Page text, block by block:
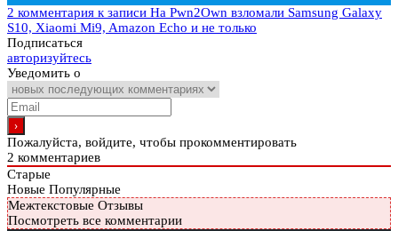
2 комментария к записи На Pwn2Own взломали Samsung Galaxy
S10, Xiaomi Mi9, Amazon Echo и не только
Подписаться
авторизуйтесь
Уведомить о
Пожалуйста, войдите, чтобы прокомментировать
2 комментариев
Старые
Новые Популярные
Межтекстовые Отзывы
Посмотреть все комментарии